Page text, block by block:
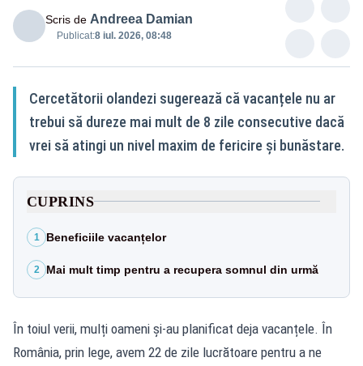
Scris de Andreea Damian
Publicat:8 iul. 2026, 08:48
Cercetătorii olandezi sugerează că vacanțele nu ar
trebui să dureze mai mult de 8 zile consecutive dacă
vrei să atingi un nivel maxim de fericire și bunăstare.
CUPRINS
1 Beneficiile vacanțelor
2 Mai mult timp pentru a recupera somnul din urmă
În toiul verii, mulți oameni și-au planificat deja vacanțele. În
România, prin lege, avem 22 de zile lucrătoare pentru a ne